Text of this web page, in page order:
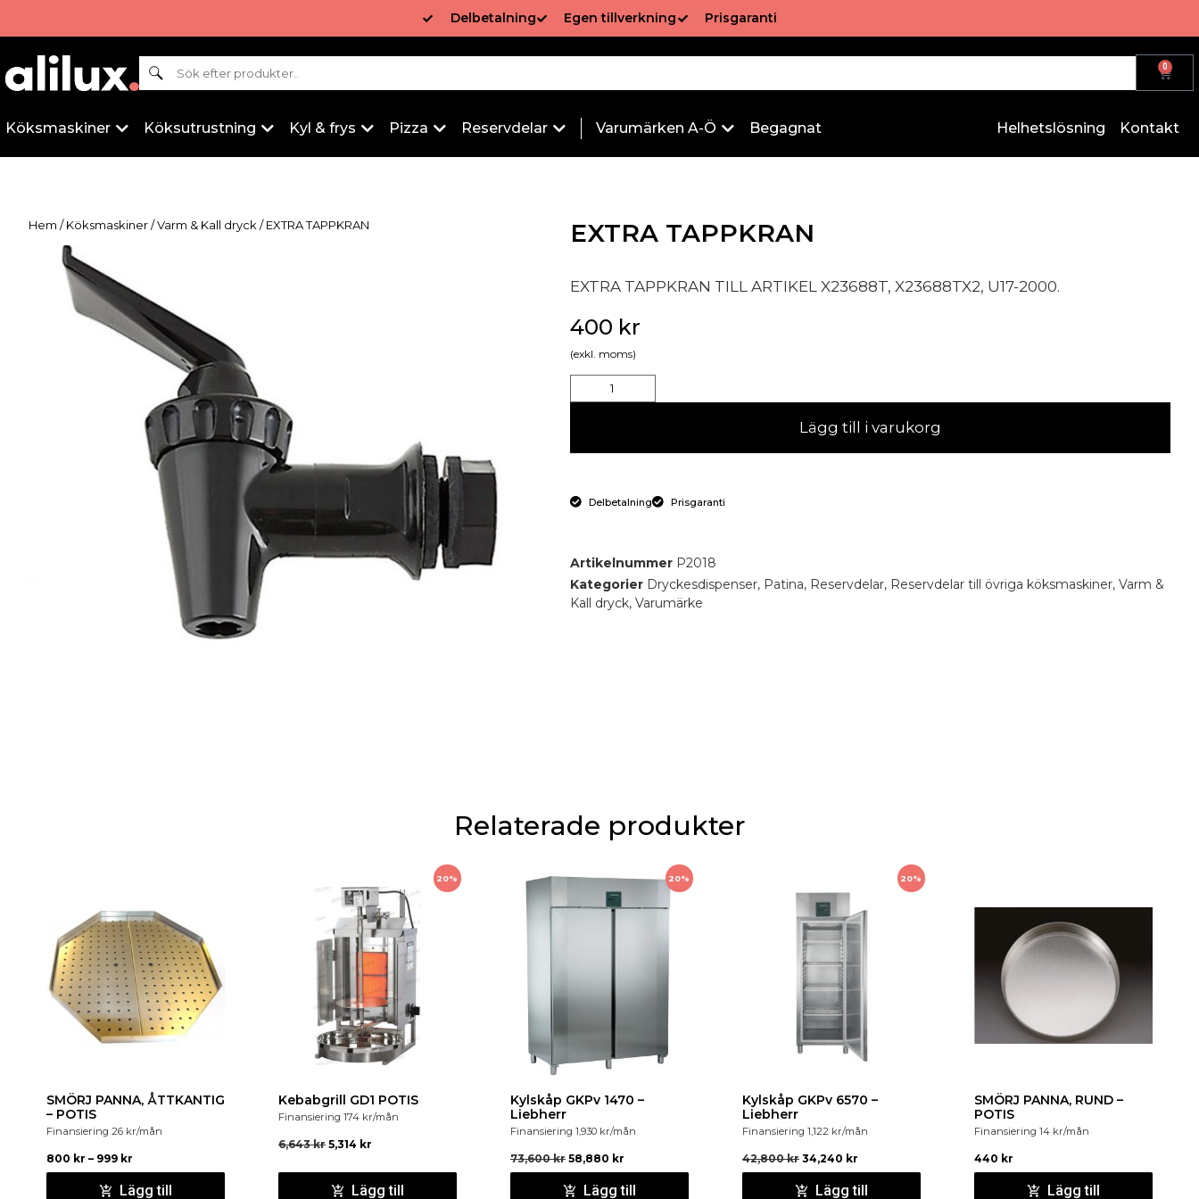
Delbetalning Egen tillverkning Prisgaranti
Sök 0
Köksmaskiner Köksutrustning Kyl & frys Pizza Reservdelar Varumärken A-Ö Begagnat Helhetslösning Kontakt
Hem /Köksmaskiner/Varm & Kall dryck / EXTRA TAPPKRAN EXTRA TAPPKRAN
EXTRA TAPPKRAN TILL ARTIKEL X23688T, X23688TX2, U17-2000.
400 kr
(exkl. moms)
Lägg till i varukorg
Delbetalning Prisgaranti
Artikelnummer P2018
Kategorier Dryckesdispenser, Patina, Reservdelar, Reservdelar till övriga köksmaskiner, Varm &
Kall dryck, Varumärke
Relaterade produkter
SMÖRJ PANNA, ÅTTKANTIG
– POTIS
Finansiering 26 kr/mån
800 kr – 999 kr
Lägg till
20%
Kebabgrill GD1 POTIS
Finansiering 174 kr/mån
6,643kr 5,314 kr
Lägg till
20%
Kylskåp GKPv 1470 –
Liebherr
Finansiering 1,930 kr/mån
73,600kr 58,880 kr
Lägg till
20%
Kylskåp GKPv 6570 –
Liebherr
Finansiering 1,122 kr/mån
42,800kr 34,240 kr
Lägg till
SMÖRJ PANNA, RUND –
POTIS
Finansiering 14 kr/mån
440 kr
Lägg till